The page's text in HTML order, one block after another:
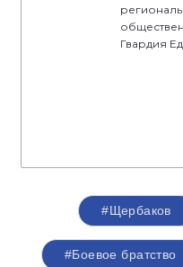
Гвардия
#Щербаков
#Боевое братство